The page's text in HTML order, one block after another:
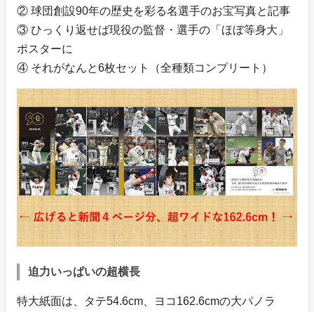
② 球団創設90年の歴史を彩る名選手のお宝写真と記事
③ ひっくり返せば現役の監督・選手の「ほぼ等身大」
ポスターに
④ それがなんと6枚セット（全種類コンプリート）
迫力いっぱいの超横長
特大紙面は、タテ54.6cm、ヨコ162.6cmの大パノラ